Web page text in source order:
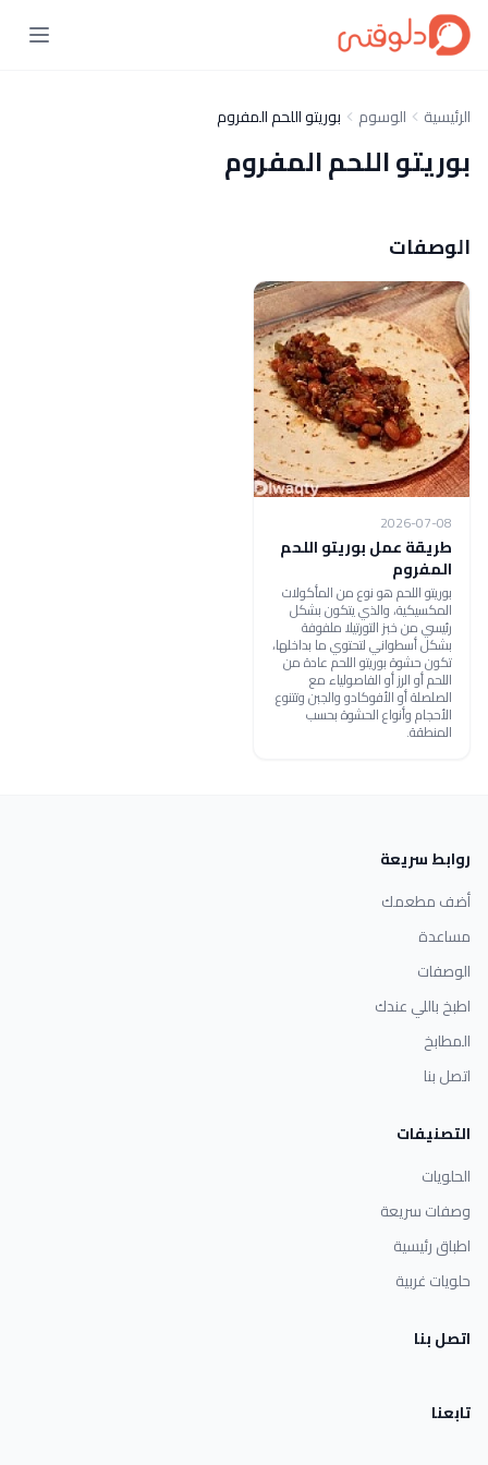
الرئيسية الوسوم بوريتو اللحم المفروم
بوريتو اللحم المفروم
الوصفات
2026-07-08
طريقة عمل بوريتو اللحم
المفروم
بوريتو اللحم هو نوع من المأكولات
المكسيكية، والذي يتكون بشكل
رئيسي من خبز التورتيلا ملفوفة
بشكل أسطواني لتحتوي ما بداخلها،
تكون حشوة بوريتو اللحم عادة من
اللحم أو الرز أو الفاصولياء مع
الصلصلة أو الأفوكادو والجبن وتتنوع
الأحجام وأنواع الحشوة بحسب
المنطقة.
روابط سريعة
أضف مطعمك
مساعدة
الوصفات
اطبخ باللي عندك
المطابخ
اتصل بنا
التصنيفات
الحلويات
وصفات سريعة
اطباق رئيسية
حلويات غربية
اتصل بنا
تابعنا